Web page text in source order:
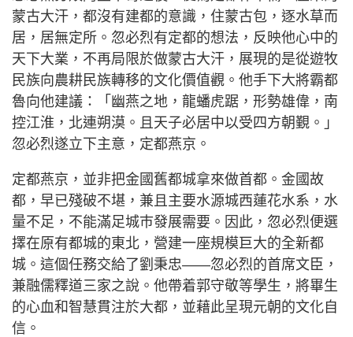
蒙古大汗，都沒有建都的意識，住蒙古包，逐水草而
居，居無定所。忽必烈有定都的想法，反映他心中的
天下大業，不再局限於做蒙古大汗，展現的是從遊牧
民族向農耕民族轉移的文化價值觀。他手下大將霸都
魯向他建議：「幽燕之地，龍蟠虎踞，形勢雄偉，南
控江淮，北連朔漠。且天子必居中以受四方朝覲。」
忽必烈遂立下主意，定都燕京。
定都燕京，並非把金國舊都城拿來做首都。金國故
都，早已殘破不堪，兼且主要水源城西蓮花水系，水
量不足，不能滿足城巿發展需要。因此，忽必烈便選
擇在原有都城的東北，營建一座規模巨大的全新都
城。這個任務交給了劉秉忠——忽必烈的首席文臣，
兼融儒釋道三家之說。他帶着郭守敬等學生，將畢生
的心血和智慧貫注於大都，並藉此呈現元朝的文化自
信。